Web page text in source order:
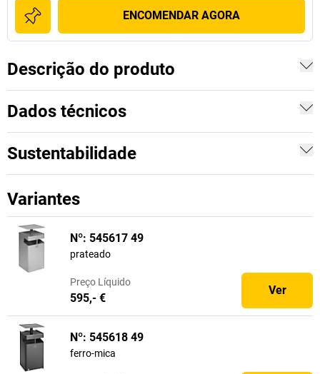
ENCOMENDAR AGORA
Descrição do produto
Dados técnicos
Sustentabilidade
Variantes
Nº: 545617 49
prateado
Preço Líquido
595,- €
Ver
Nº: 545618 49
ferro-mica